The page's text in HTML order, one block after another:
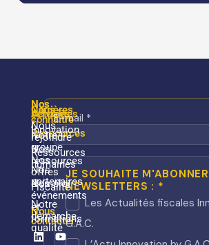
Nos
services
Innovation
Ressources
humaines
Fiscalité
Nos
Actualités
/
Ressources
Nos
ressources
Nos
événements
et
formations
Nous
connaître
Notre
groupe
Nos
partenaires
Notre
démarche
qualité
Carrières
Nous
rejoindre
Nos
offres
d’emploi
Nous
contacter
LinkedinYoutube